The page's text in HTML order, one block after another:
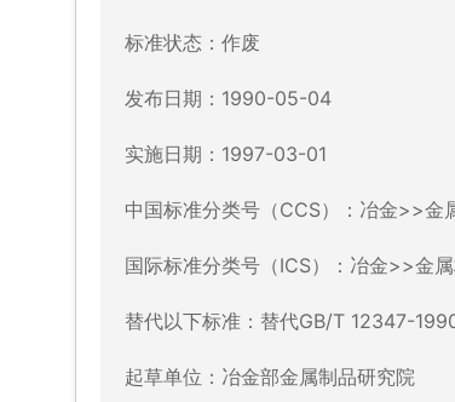
标准状态：作废
发布日期：1990-05-04
实施日期：1997-03-01
中国标准分类号（CCS）：冶金>>
国际标准分类号（ICS）：冶金>>金
替代以下标准：替代GB/T 12347-
起草单位：冶金部金属制品研究院